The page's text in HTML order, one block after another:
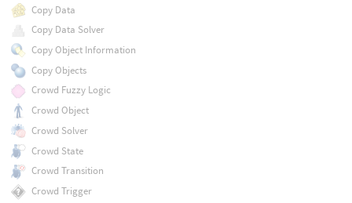
Copy Data
Copy Data Solver
Copy Object Information
Copy Objects
Crowd Fuzzy Logic
Crowd Object
Crowd Solver
Crowd State
Crowd Transition
Crowd Trigger